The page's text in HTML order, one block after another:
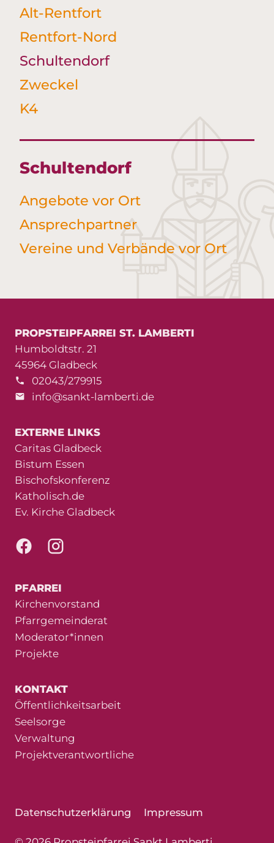
Alt-Rentfort
Rentfort-Nord
Schultendorf
Zweckel
K4
Schultendorf
Angebote vor Ort
Ansprechpartner
Vereine und Verbände vor Ort
PROPSTEIPFARREI ST. LAMBERTI
Humboldtstr. 21
45964 Gladbeck
02043/279915
info@sankt-lamberti.de
EXTERNE LINKS
Caritas Gladbeck
Bistum Essen
Bischofskonferenz
Katholisch.de
Ev. Kirche Gladbeck
PFARREI
Kirchenvorstand
Pfarrgemeinderat
Moderator*innen
Projekte
KONTAKT
Öffentlichkeitsarbeit
Seelsorge
Verwaltung
Projektverantwortliche
Datenschutzerklärung Impressum